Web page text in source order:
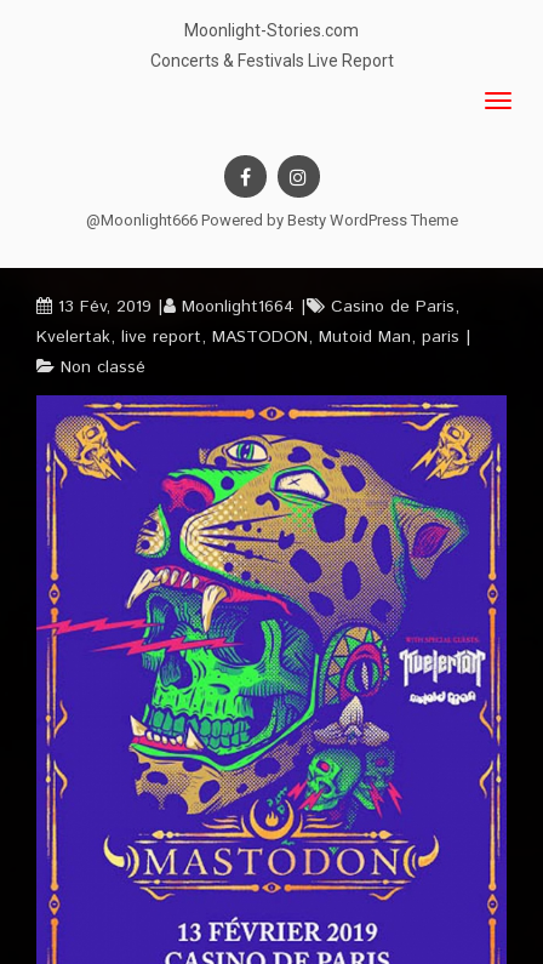
Moonlight-Stories.com
Concerts & Festivals Live Report
@Moonlight666 Powered by Besty WordPress Theme
13 Fév, 2019 Moonlight1664 Casino de Paris,
Kvelertak, live report, MASTODON, Mutoid Man, paris
Non classé